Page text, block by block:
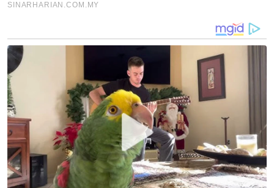
hilang keseimbangan
Semasa
Ismail Sabri dimasukkan ke IJN,
pendakwaan ditangguh 27
Ogos
Semasa
Wanita maut dilanggar lori
muatan gas